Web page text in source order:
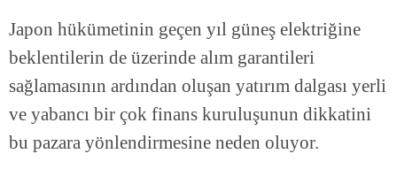
Japon hükümetinin geçen yıl güneş elektriğine
beklentilerin de üzerinde alım garantileri
sağlamasının ardından oluşan yatırım dalgası yerli
ve yabancı bir çok finans kuruluşunun dikkatini
bu pazara yönlendirmesine neden oluyor.